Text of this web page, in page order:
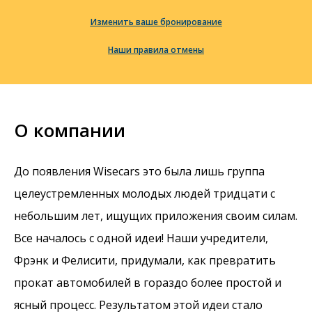
Изменить ваше бронирование
Наши правила отмены
О компании
До появления Wisecars это была лишь группа
целеустремленных молодых людей тридцати с
небольшим лет, ищущих приложения своим силам.
Все началось с одной идеи! Наши учредители,
Фрэнк и Фелисити, придумали, как превратить
прокат автомобилей в гораздо более простой и
ясный процесс. Результатом этой идеи стало